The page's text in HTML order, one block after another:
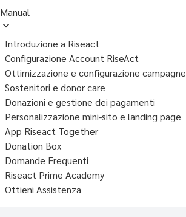
Manual
Introduzione a Riseact
Configurazione Account RiseAct
Ottimizzazione e configurazione campagne
Sostenitori e donor care
Donazioni e gestione dei pagamenti
Personalizzazione mini-sito e landing page
App Riseact Together
Donation Box
Domande Frequenti
Riseact Prime Academy
Ottieni Assistenza